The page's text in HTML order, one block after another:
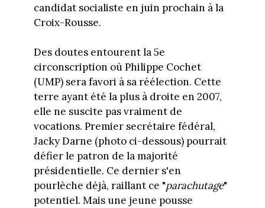
candidat socialiste en juin prochain à la
Croix-Rousse.
Des doutes entourent la 5e
circonscription où Philippe Cochet
(UMP) sera favori à sa réélection. Cette
terre ayant été la plus à droite en 2007,
elle ne suscite pas vraiment de
vocations. Premier secrétaire fédéral,
Jacky Darne (photo ci-dessous) pourrait
défier le patron de la majorité
présidentielle. Ce dernier s'en
pourlèche déjà, raillant ce "parachutage"
potentiel. Mais une jeune pousse